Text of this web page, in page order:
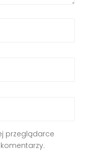
przeglądarce